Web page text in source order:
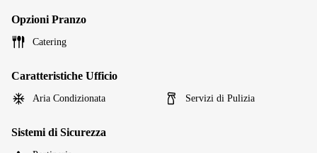
Opzioni Pranzo
Catering
Caratteristiche Ufficio
Aria Condizionata Servizi di Pulizia
Sistemi di Sicurezza